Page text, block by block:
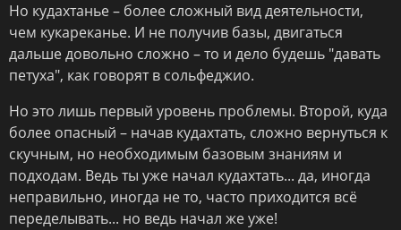
Но кудахтанье – более сложный вид деятельности,
чем кукареканье. И не получив базы, двигаться
дальше довольно сложно – то и дело будешь "давать
петуха", как говорят в сольфеджио.
Но это лишь первый уровень проблемы. Второй, куда
более опасный – начав кудахтать, сложно вернуться к
скучным, но необходимым базовым знаниям и
подходам. Ведь ты уже начал кудахтать... да, иногда
неправильно, иногда не то, часто приходится всё
переделывать... но ведь начал же уже!